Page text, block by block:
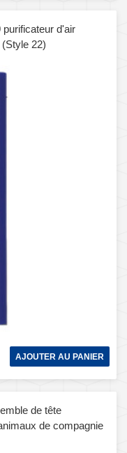
d'air
22)
AJOUTER AU PANIER
de tête
de compagnie